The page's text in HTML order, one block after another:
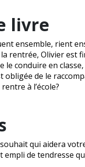
livre
ensemble, rient
rentrée, Olivier est
le conduire en
de le
à l’école?
qui aidera
empli de tendresse